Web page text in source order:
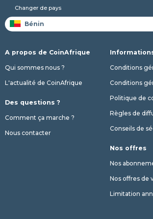
Changer de pays
A propos de CoinAfrique
Qui sommes nous ?
L'actualité de CoinAfrique
Des questions ?
Comment ça marche ?
Nous contacter
Conditions
Conditions
Politique de
Règles de
Conseils de
Nos offres
Nos
Nos offres de
Limitation